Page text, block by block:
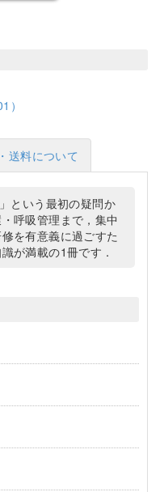
）
送料について
という最初の疑問か
呼吸管理まで，集中
を有意義に過ごすた
が満載の1冊です．